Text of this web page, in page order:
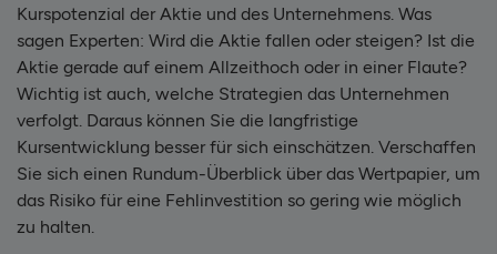
Kurspotenzial der Aktie und des Unternehmens. Was
sagen Experten: Wird die Aktie fallen oder steigen? Ist die
Aktie gerade auf einem Allzeithoch oder in einer Flaute?
Wichtig ist auch, welche Strategien das Unternehmen
verfolgt. Daraus können Sie die langfristige
Kursentwicklung besser für sich einschätzen. Verschaffen
Sie sich einen Rundum-Überblick über das Wertpapier, um
das Risiko für eine Fehlinvestition so gering wie möglich
zu halten.